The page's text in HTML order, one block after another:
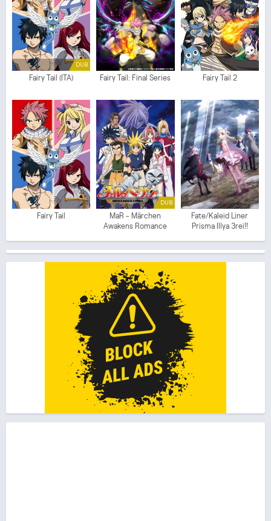
DUB
Fairy Tail (ITA) Fairy Tail: Final Series Fairy Tail 2
Fairy Tail
DUB
MaR - Märchen
Awakens Romance
Fate/Kaleid Liner
Prisma Illya 3rei!!